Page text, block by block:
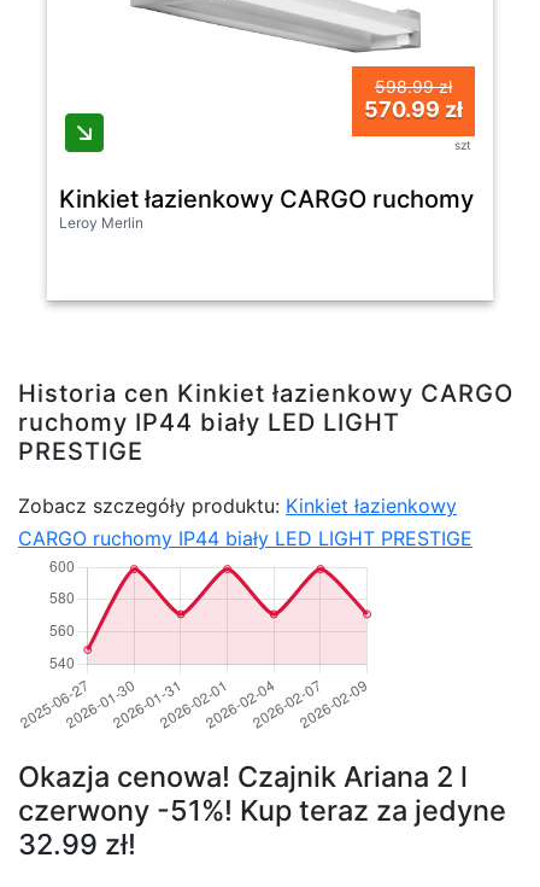
598.99 zł
570.99 zł
szt
Kinkiet łazienkowy CARGO ruchomy IP44
Leroy Merlin
Historia cen Kinkiet łazienkowy CARGO
ruchomy IP44 biały LED LIGHT
PRESTIGE
Zobacz szczegóły produktu: Kinkiet łazienkowy
CARGO ruchomy IP44 biały LED LIGHT PRESTIGE
Okazja cenowa! Czajnik Ariana 2 l
czerwony -51%! Kup teraz za jedyne
32.99 zł!